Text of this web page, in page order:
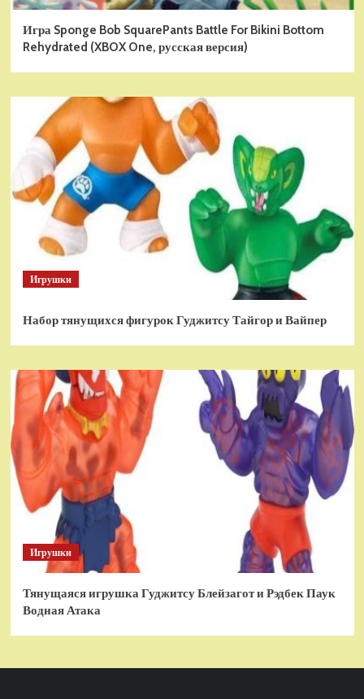
Игра Sponge Bob SquarePants Battle For Bikini Bottom
Rehydrated (XBOX One, русская версия)
Игрушки
Набор тянущихся фигурок Гуджитсу Тайгор и Вайпер
Игрушки
Тянущаяся игрушка Гуджитсу Блейзагот и Рэдбек Паук
Водная Атака